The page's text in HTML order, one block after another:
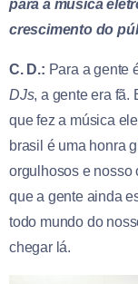
para a música
crescimento do
C. D.: Para a gente
DJs, a gente era fã.
que fez a música
brasil é uma honra
orgulhosos e nosso
que a gente ainda
todo mundo do
chegar lá.